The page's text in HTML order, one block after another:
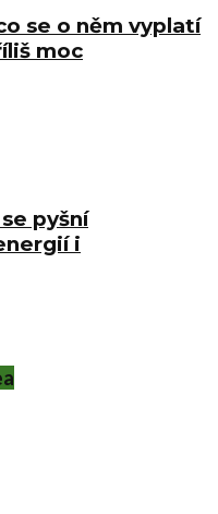
se o něm vyplatí
moc
pyšní
i